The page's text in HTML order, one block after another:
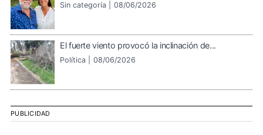
Sin categoría | 08/06/2026
El fuerte viento provocó la inclinación de...
Política | 08/06/2026
PUBLICIDAD